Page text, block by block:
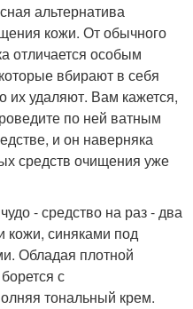
альтернатива
кожи. От обычного
отличается особым
вбирают в себя
их удаляют. Вам кажется,
по ней ватным
и он наверняка
средств очищения уже
- средство на раз - два
кожи, синяками под
Обладая плотной
с
тональный крем.